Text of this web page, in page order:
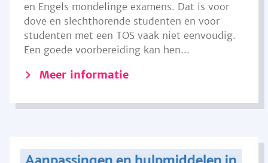
en Engels mondelinge examens. Dat is voor
dove en slechthorende studenten en voor
studenten met een TOS vaak niet eenvoudig.
Een goede voorbereiding kan hen...
Meer informatie